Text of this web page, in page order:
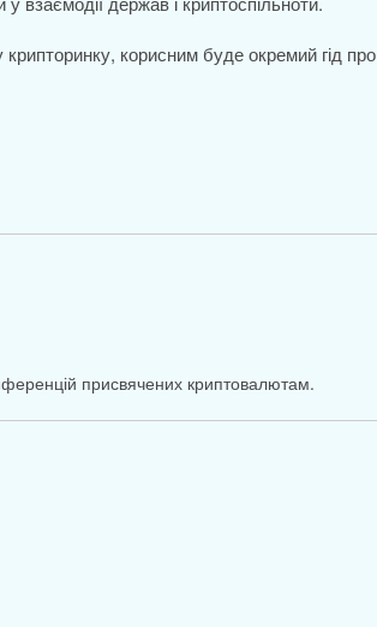
крипторинку, корисним буде окремий гід про
присвячених криптовалютам.